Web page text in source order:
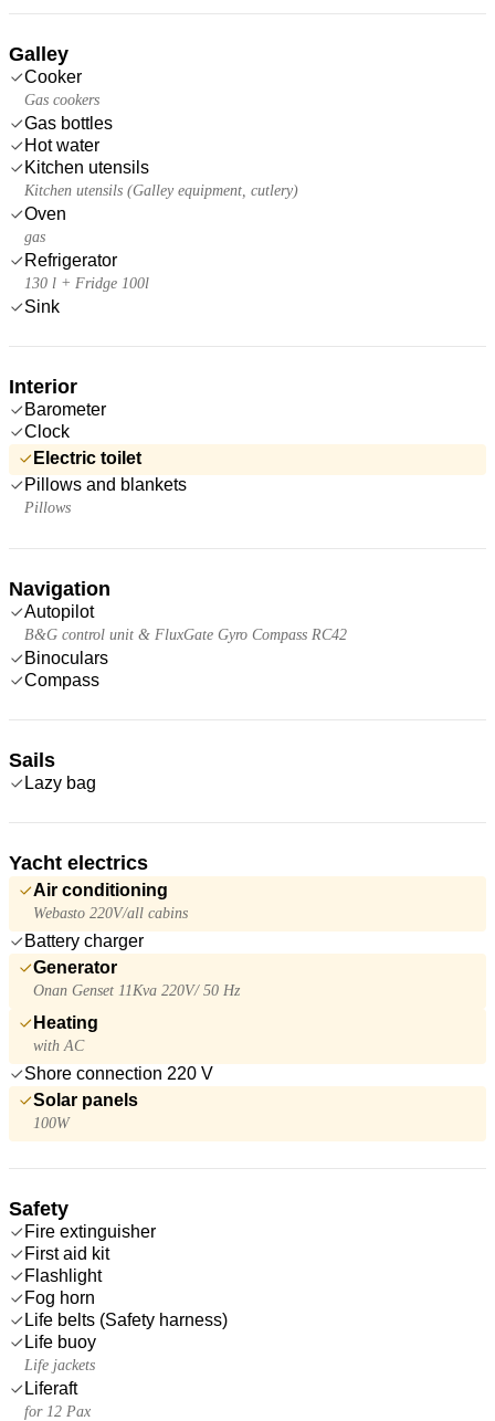
Galley
Cooker
Gas cookers
Gas bottles
Hot water
Kitchen utensils
Kitchen utensils (Galley equipment, cutlery)
Oven
gas
Refrigerator
130 l + Fridge 100l
Sink
Interior
Barometer
Clock
Electric toilet
Pillows and blankets
Pillows
Navigation
Autopilot
B&G control unit & FluxGate Gyro Compass RC42
Binoculars
Compass
Sails
Lazy bag
Yacht electrics
Air conditioning
Webasto 220V/all cabins
Battery charger
Generator
Onan Genset 11Kva 220V/ 50 Hz
Heating
with AC
Shore connection 220 V
Solar panels
100W
Safety
Fire extinguisher
First aid kit
Flashlight
Fog horn
Life belts (Safety harness)
Life buoy
Life jackets
Liferaft
for 12 Pax